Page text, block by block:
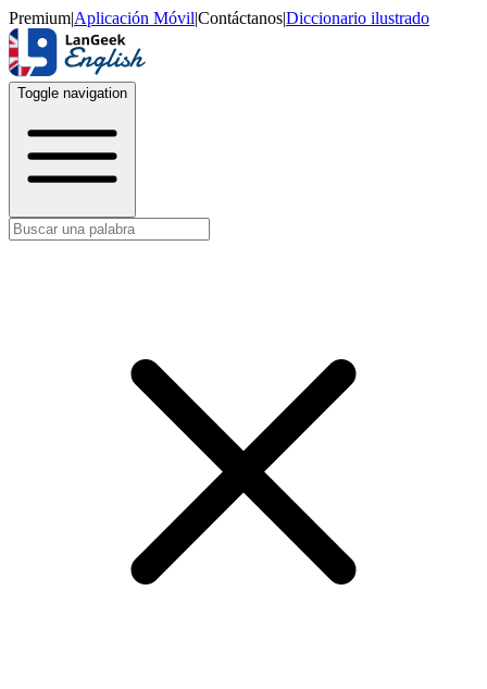
Premium|Aplicación Móvil|Contáctanos|Diccionario ilustrado
Toggle navigation